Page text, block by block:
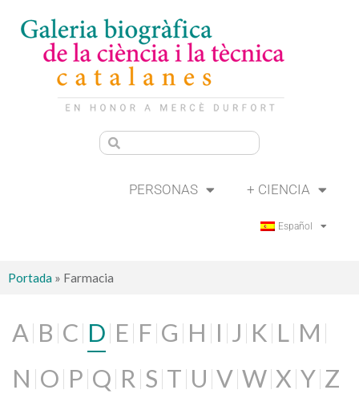
PERSONAS + CIENCIA
Español
Portada » Farmacia
A B C D E F G H I J K L M
N O P Q R S T U V W X Y Z